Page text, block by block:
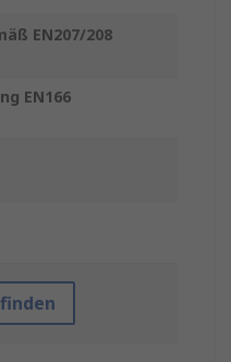
EN207/208
EN166